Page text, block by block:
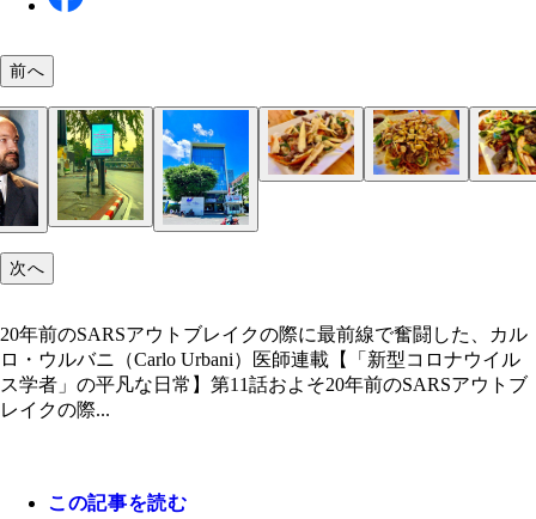
2020年の3月、タイ・バンコクで見た「武漢加油！
前へ
次へ
20年前のSARSアウトブレイクの際に最前線で奮闘した、カル
ロ・ウルバニ（Carlo Urbani）医師連載【「新型コロナウイル
ス学者」の平凡な日常】第11話およそ20年前のSARSアウトブ
レイクの際...
この記事を読む